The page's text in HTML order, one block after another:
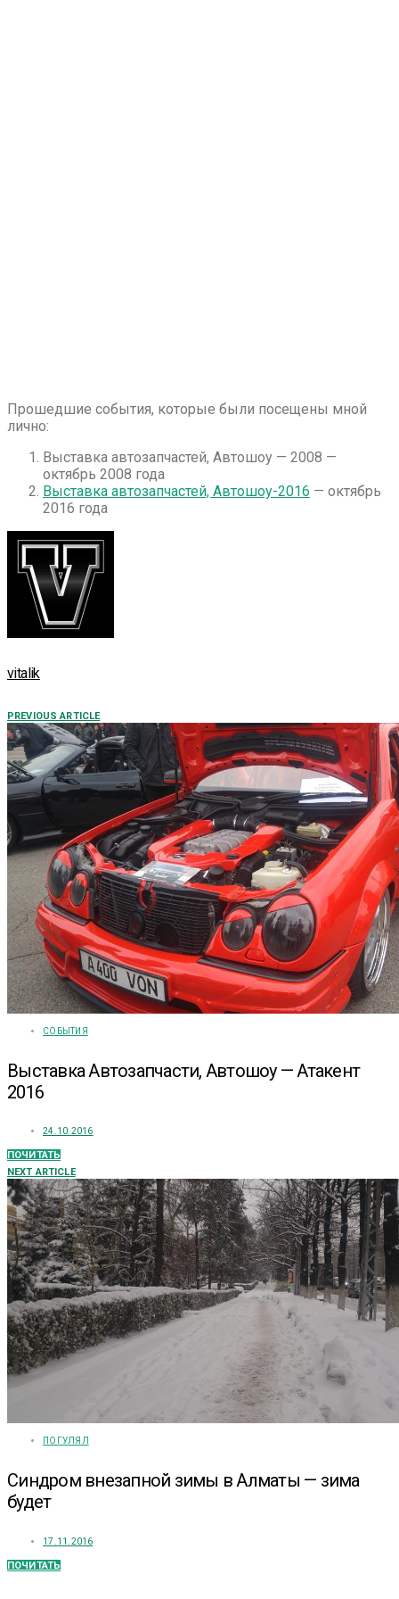
Прошедшие события, которые были посещены мной
лично:
Выставка автозапчастей, Автошоу — 2008 —
октябрь 2008 года
Выставка автозапчастей, Автошоу-2016 — октябрь
2016 года
vitalik
PREVIOUS ARTICLE
СОБЫТИЯ
Выставка Автозапчасти, Автошоу — Атакент
2016
24.10.2016
ПОЧИТАТЬ
NEXT ARTICLE
ПОГУЛЯЛ
Синдром внезапной зимы в Алматы — зима
будет
17.11.2016
ПОЧИТАТЬ